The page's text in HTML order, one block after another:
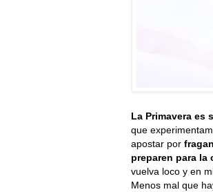
La Primavera es
que
apostar por
preparen para la
vuelva loco y en
Menos mal que